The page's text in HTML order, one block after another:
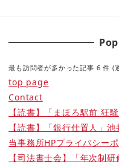
最も訪問者が多かった記事 6 件 (
top page
Contact
【読書】「まほろ駅前 狂
【読書】「銀行仕置人」
当事務所HPプライバシー
【司法書士会】「年次制